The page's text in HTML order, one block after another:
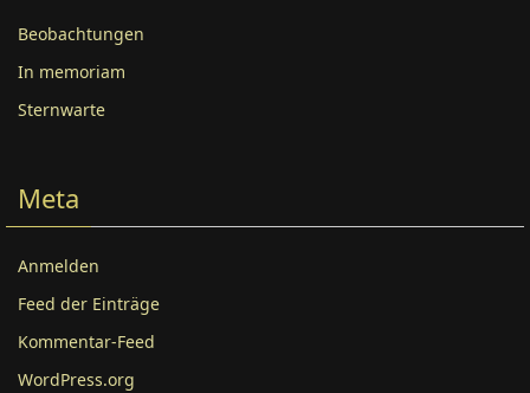
Beobachtungen
In memoriam
Sternwarte
Meta
Anmelden
Feed der Einträge
Kommentar-Feed
WordPress.org